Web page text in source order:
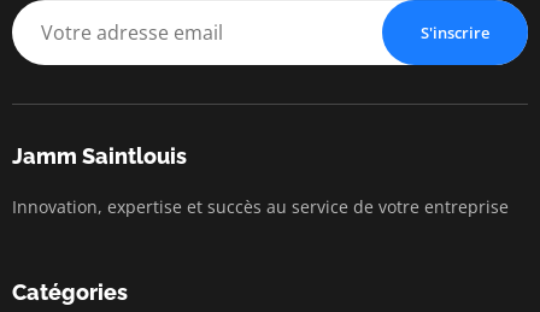
S'inscrire
Jamm Saintlouis
Innovation, expertise et succès au service de votre entreprise
Catégories